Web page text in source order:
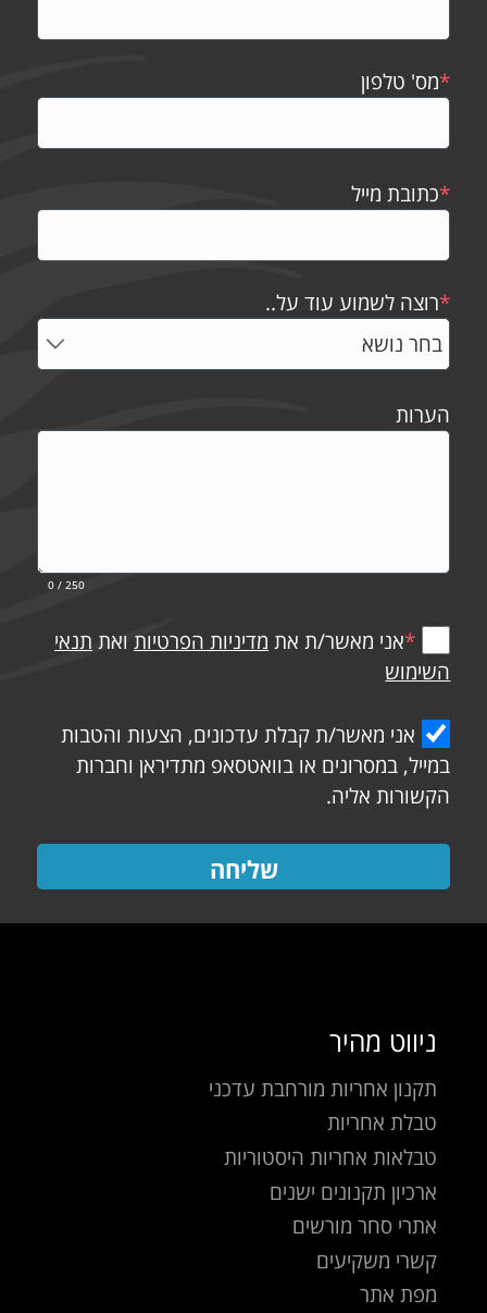
*מס' טלפון
*כתובת מייל
*רוצה לשמוע עוד על..
הערות
0 / 250
*אני מאשר/ת את מדיניות הפרטיות ואת תנאי
השימוש
אני מאשר/ת קבלת עדכונים, הצעות והטבות
במייל, במסרונים או בוואטסאפ מתדיראן וחברות
הקשורות אליה.
שליחה
ניווט מהיר
תקנון אחריות מורחבת עדכני
טבלת אחריות
טבלאות אחריות היסטוריות
ארכיון תקנונים ישנים
אתרי סחר מורשים
קשרי משקיעים
מפת אתר